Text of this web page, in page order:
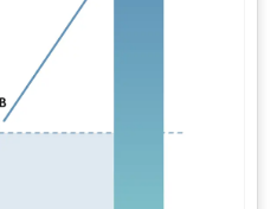
画像 © Mordor Intelligence。再利用には